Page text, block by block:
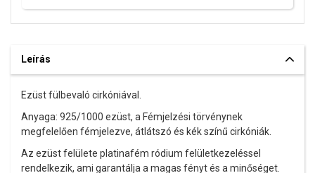
Leírás
Ezüst fülbevaló cirkóniával.
Anyaga: 925/1000 ezüst, a Fémjelzési törvénynek
megfelelően fémjelezve, átlátszó és kék színű cirkóniák.
Az ezüst felülete platinafém ródium felületkezeléssel
rendelkezik, ami garantálja a magas fényt és a minőséget.